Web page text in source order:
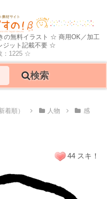
の無料イラスト ☆ 商用OK／加工
ジット記載不要 ☆
：1225 ☆
検索
着順） 人物
感
44 スキ！